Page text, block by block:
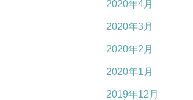
2020年4月
2020年3月
2020年2月
2020年1月
2019年12月